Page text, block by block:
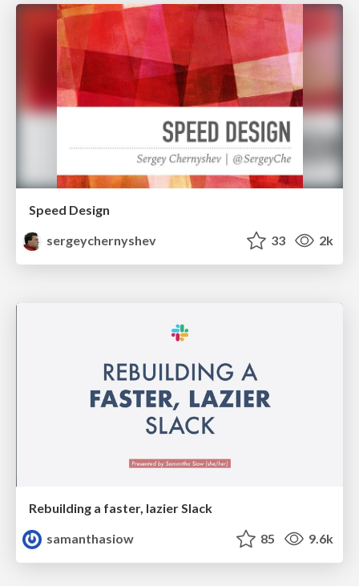
Speed Design
sergeychernyshev
33 2k
Rebuilding a faster, lazier Slack
samanthasiow
85 9.6k